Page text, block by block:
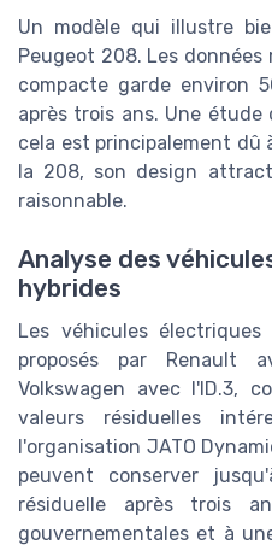
Un modèle qui illustre
Peugeot 208. Les
compacte garde environ
après trois ans. Une étude
cela est principalement dû
la 208, son design
raisonnable.
Analyse des
hybrides
Les véhicules
proposés par Renault
Volkswagen avec l'ID.3,
valeurs résiduelles
l'organisation JATO
peuvent conserver
résiduelle après trois
gouvernementales et à